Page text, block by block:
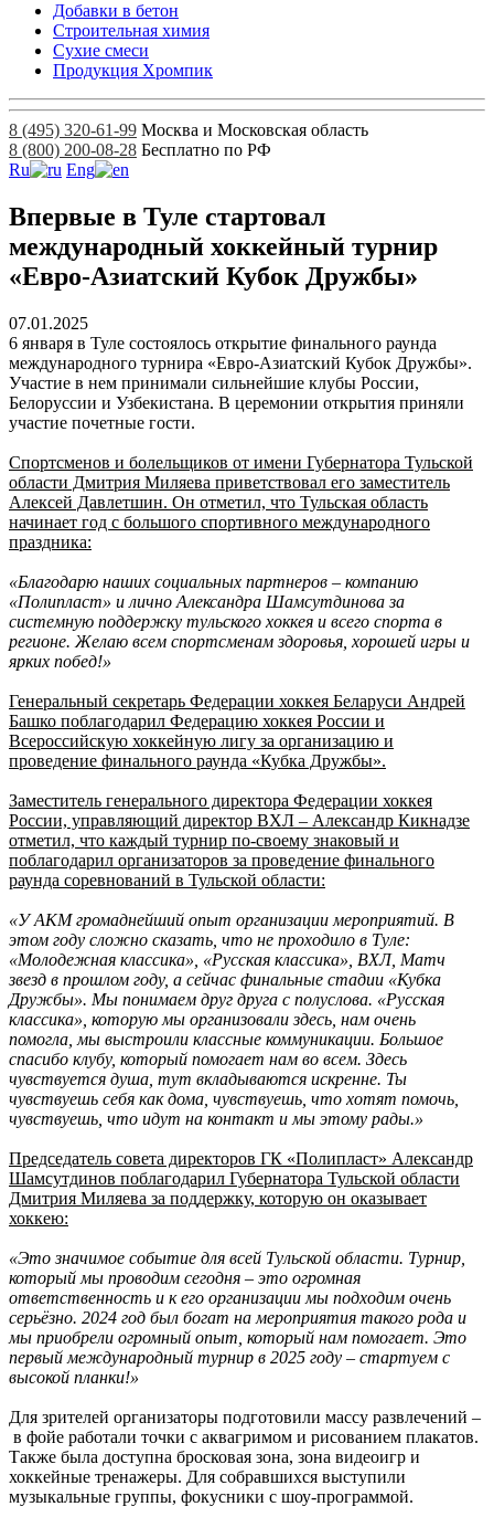
Добавки в бетон
Строительная химия
Сухие смеси
Продукция Хромпик
8 (495) 320-61-99 Москва и Московская область
8 (800) 200-08-28 Бесплатно по РФ
Ru
Eng
Впервые в Туле стартовал
международный хоккейный турнир
«Евро-Азиатский Кубок Дружбы»
07.01.2025
6 января в Туле состоялось открытие финального раунда
международного турнира «Евро-Азиатский Кубок Дружбы».
Участие в нем принимали сильнейшие клубы России,
Белоруссии и Узбекистана. В церемонии открытия приняли
участие почетные гости.
Спортсменов и болельщиков от имени Губернатора Тульской
области Дмитрия Миляева приветствовал его заместитель
Алексей Давлетшин. Он отметил, что Тульская область
начинает год с большого спортивного международного
праздника:
«Благодарю наших социальных партнеров – компанию
«Полипласт» и лично Александра Шамсутдинова за
системную поддержку тульского хоккея и всего спорта в
регионе. Желаю всем спортсменам здоровья, хорошей игры и
ярких побед!»
Генеральный секретарь Федерации хоккея Беларуси Андрей
Башко поблагодарил Федерацию хоккея России и
Всероссийскую хоккейную лигу за организацию и
проведение финального раунда «Кубка Дружбы».
Заместитель генерального директора Федерации хоккея
России, управляющий директор ВХЛ – Александр Кикнадзе
отметил, что каждый турнир по-своему знаковый и
поблагодарил организаторов за проведение финального
раунда соревнований в Тульской области:
«У АКМ громаднейший опыт организации мероприятий. В
этом году сложно сказать, что не проходило в Туле:
«Молодежная классика», «Русская классика», ВХЛ, Матч
звезд в прошлом году, а сейчас финальные стадии «Кубка
Дружбы». Мы понимаем друг друга с полуслова. «Русская
классика» , которую мы организовали здесь, нам очень
помогла, мы выстроили классные коммуникации. Большое
спасибо клубу, который помогает нам во всем. Здесь
чувствуется душа, тут вкладываются искренне. Ты
чувствуешь себя как дома, чувствуешь, что хотят помочь,
чувствуешь, что идут на контакт и мы этому рады.»
Председатель совета директоров ГК «Полипласт» Александр
Шамсутдинов поблагодарил Губернатора Тульской области
Дмитрия Миляева за поддержку, которую он оказывает
хоккею:
«Это значимое событие для всей Тульской области. Турнир,
который мы проводим сегодня – это огромная
ответственность и к его организации мы подходим очень
серьёзно. 2024 год был богат на мероприятия такого рода и
мы приобрели огромный опыт, который нам помогает. Это
первый международный турнир в 2025 году – стартуем с
высокой планки!»
Для зрителей организаторы подготовили массу развлечений –
в фойе работали точки с аквагримом и рисованием плакатов.
Также была доступна бросковая зона, зона видеоигр и
хоккейные тренажеры. Для собравшихся выступили
музыкальные группы, фокусники с шоу-программой.